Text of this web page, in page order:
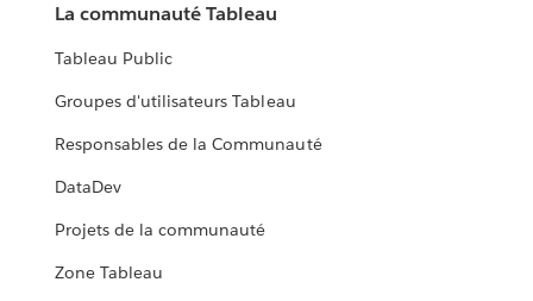
La communauté Tableau
Tableau Public
Groupes d'utilisateurs Tableau
Responsables de la Communauté
DataDev
Projets de la communauté
Zone Tableau